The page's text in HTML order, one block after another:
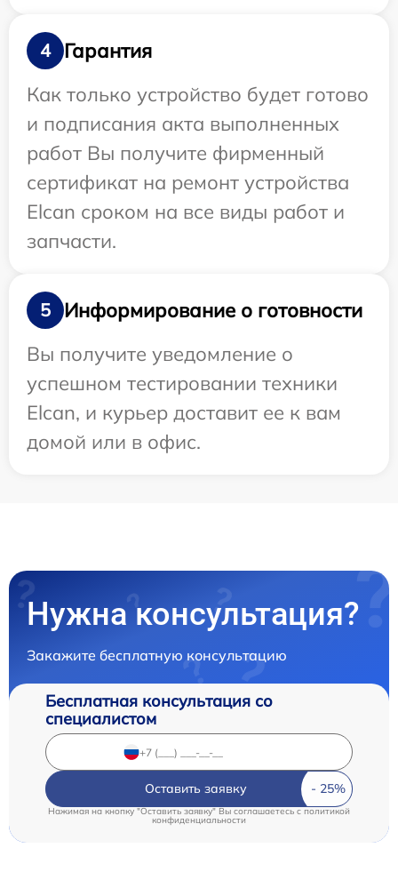
4
Гарантия
Как только устройство будет готово
и подписания акта выполненных
работ Вы получите фирменный
сертификат на ремонт устройства
Elcan сроком на все виды работ и
запчасти.
5
Информирование о готовности
Вы получите уведомление о
успешном тестировании техники
Elcan, и курьер доставит ее к вам
домой или в офис.
Нужна консультация?
Закажите бесплатную консультацию
Бесплатная консультация со
специалистом
Оставить заявку
Нажимая на кнопку "Оставить заявку" Вы соглашаетесь c политикой
конфиденциальности